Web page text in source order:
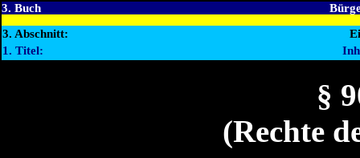
3. Buch
3. Abschnitt:
1. Titel:
§
(Rechte